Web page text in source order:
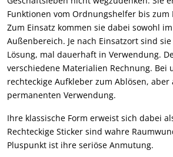
Funktionen vom Ordnungshelfer bis
Zum Einsatz kommen sie dabei sowohl
Außenbereich. Je nach Einsatzort sind
Lösung, mal dauerhaft in Verwendung.
verschiedene Materialien Rechnung. Bei
rechteckige Aufkleber zum Ablösen, aber
permanenten Verwendung.
Ihre klassische Form erweist sich dabei
Rechteckige Sticker sind wahre
Pluspunkt ist ihre seriöse Anmutung.